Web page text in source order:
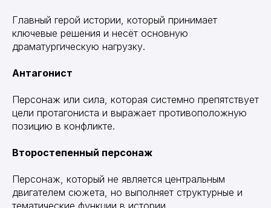
Главный герой истории, который принимает
ключевые решения и несёт основную
драматургическую нагрузку.
Антагонист
Персонаж или сила, которая системно препятствует
цели протагониста и выражает противоположную
позицию в конфликте.
Второстепенный персонаж
Персонаж, который не является центральным
двигателем сюжета, но выполняет структурные и
тематические функции в истории.